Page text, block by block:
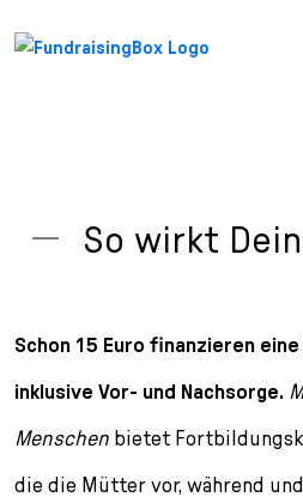
So wirkt
Schon 15 Euro finanzieren
inklusive Vor- und Nachsorge.
Menschen bietet
die die Mütter vor, während